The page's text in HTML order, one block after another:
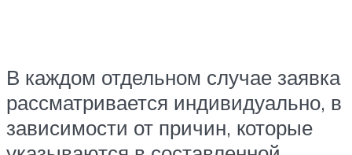
В каждом отдельном случае заявка
рассматривается индивидуально, в
зависимости от причин, которые